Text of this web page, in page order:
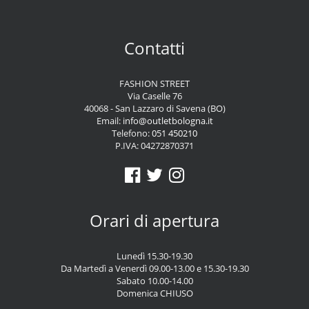
Contatti
FASHION STREET
Via Caselle 76
40068 - San Lazzaro di Savena (BO)
Email: info@outletbologna.it
Telefono:051 450210
P.IVA: 04272870371
Orari di apertura
Lunedì 15.30-19.30
Da Martedì a Venerdì 09.00-13.00 e 15.30-19.30
Sabato 10.00-14.00
Domenica CHIUSO